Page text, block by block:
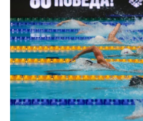
КОМУ ПРИНАДЛЕЖАТ
ТОРГОВЫЕ ЦЕНТРЫ
ТАТАРСТАНА
БЮДЖЕТ
ИНВЕСТИЦИИ
МАШИНОСТРОЕНИЕ
НЕФТЕХИМИЯ
НЕФТЬ
ОПК
ЭНЕРГЕТИКА
НОВОСТИ АВТО
БИЗНЕС
НОВОСТИ БИЗНЕСА
РОЗНИЧНАЯ ТОРГОВЛЯ
ТРАНСПОРТ
УСЛУГИ
ТЕХНОЛОГИИ
НОВОСТИ ТЕХНОЛОГИЙ
IT
МЕДИА
МЕРОПРИЯТИЯ
НОВОСТИ МЕРОПРИЯТИЙ
ВЫЕЗДНАЯ РЕДАКЦИЯ
СПОРТ
НОВОСТИ СПОРТА
ОБЩЕСТВО